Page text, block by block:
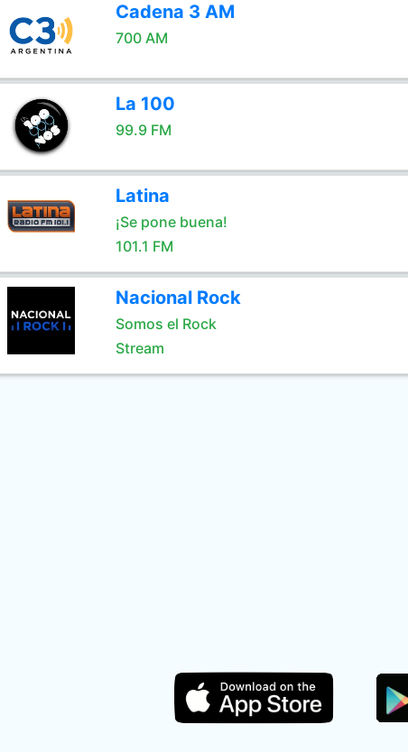
Cadena 3 AM
700 AM
La 100
99.9 FM
Latina
¡Se pone buena!
101.1 FM
Nacional Rock
Somos el Rock
Stream